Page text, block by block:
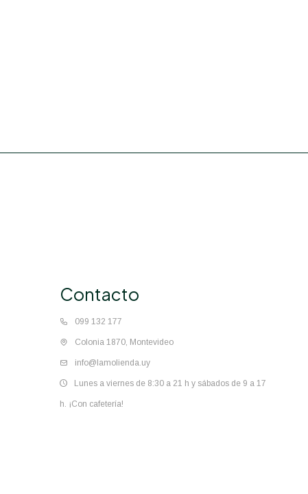
Contacto
099 132 177
Colonia 1870, Montevideo
info@lamolienda.uy
Lunes a viernes de 8:30 a 21 h y sábados de 9 a 17
h. ¡Con cafetería!